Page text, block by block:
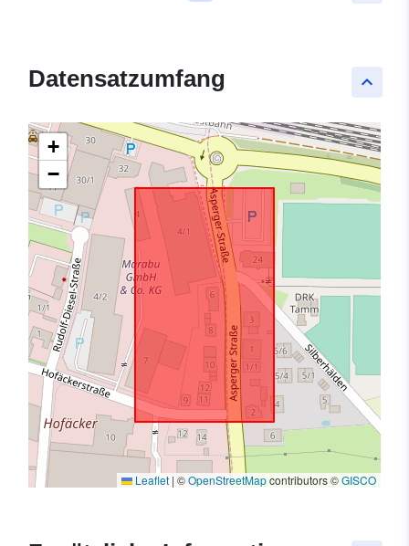
keyboard_arrow_up
Datensatzumfang
+
−
Leaflet | ©OpenStreetMapcontributors ©GISCO